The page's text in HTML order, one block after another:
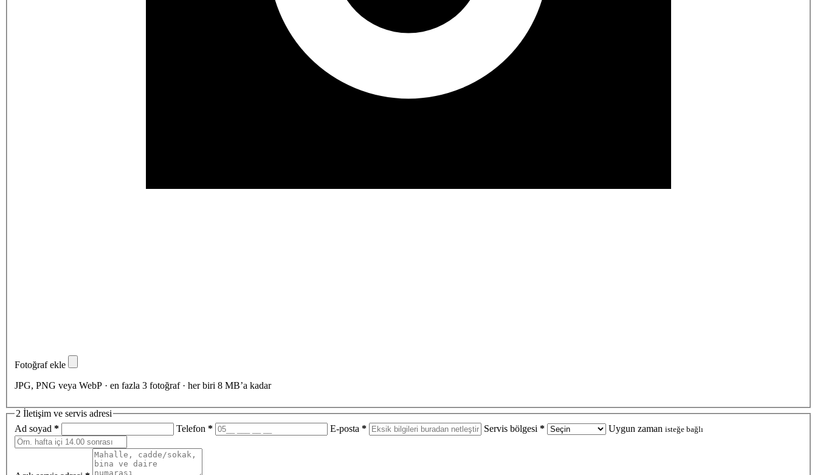
Fotoğraf ekle
JPG, PNG veya WebP · en fazla 3 fotoğraf · her biri 8 MB’a kadar
2 İletişim ve servis adresi
Ad soyad * Telefon * E-posta * Servis bölgesi * Uygun zaman isteğe bağlı